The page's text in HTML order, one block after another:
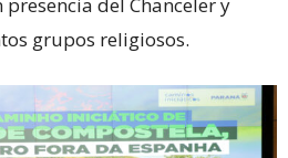
del Chanceler y
grupos religiosos.